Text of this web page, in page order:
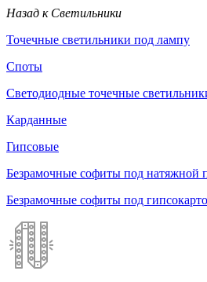
Назад к Светильники
Точечные светильники под лампу
Споты
Светодиодные точечные
Карданные
Гипсовые
Безрамочные софиты под натяжной
Безрамочные софиты под